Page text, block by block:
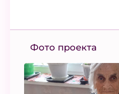
Фото проекта